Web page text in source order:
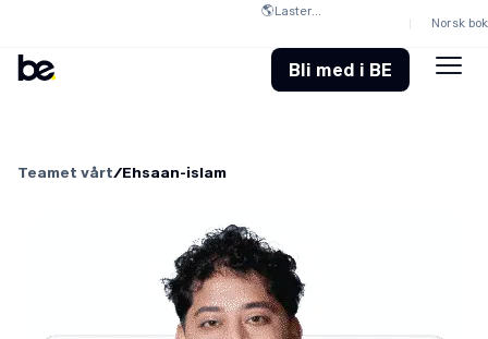
Norsk
🌎Laster...
Bli med i BE
Teamet vårt/Ehsaan-islam